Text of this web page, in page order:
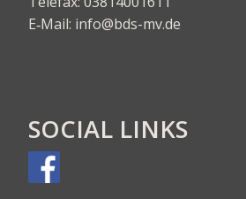
E‑Mail: info@bds-mv.de
SOCIAL LINKS